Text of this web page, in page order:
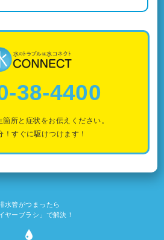
38-4400
箇所と症状をお伝えください。
！すぐに駆けつけます！
水管がつまったら
ヤーブラシ」で解決！